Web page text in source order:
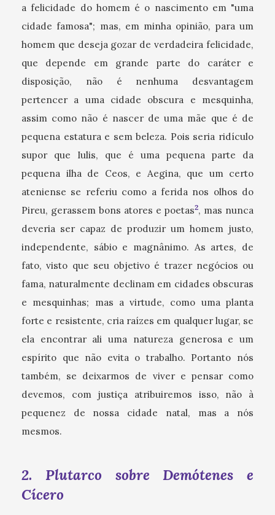
a felicidade do homem é o nascimento em "uma
cidade famosa"; mas, em minha opinião, para um
homem que deseja gozar de verdadeira felicidade,
que depende em grande parte do caráter e
disposição, não é nenhuma desvantagem
pertencer a uma cidade obscura e mesquinha,
assim como não é nascer de uma mãe que é de
pequena estatura e sem beleza. Pois seria ridículo
supor que Iulis, que é uma pequena parte da
pequena ilha de Ceos, e Aegina, que um certo
ateniense se referiu como a ferida nos olhos do
Pireu, gerassem bons atores e poetas2, mas nunca
deveria ser capaz de produzir um homem justo,
independente, sábio e magnânimo. As artes, de
fato, visto que seu objetivo é trazer negócios ou
fama, naturalmente declinam em cidades obscuras
e mesquinhas; mas a virtude, como uma planta
forte e resistente, cria raízes em qualquer lugar, se
ela encontrar ali uma natureza generosa e um
espírito que não evita o trabalho. Portanto nós
também, se deixarmos de viver e pensar como
devemos, com justiça atribuiremos isso, não à
pequenez de nossa cidade natal, mas a nós
mesmos.
2. Plutarco sobre Demótenes e
Cícero